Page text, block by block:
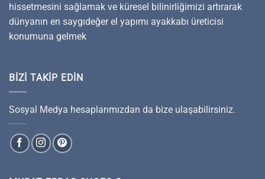
hissetmesini sağlamak ve küresel bilinirliğimizi artırarak
dünyanın en saygıdeğer el yapımı ayakkabı üreticisi
konumuna gelmek
BIZI TAKIP EDIN
Sosyal Medya hesaplarımızdan da bize ulaşabilirsiniz.